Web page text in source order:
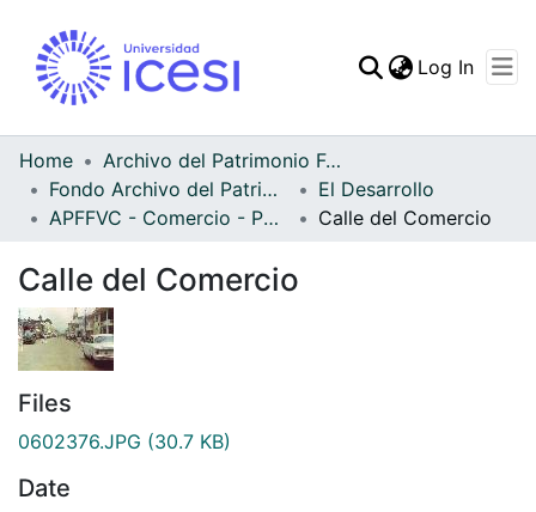
Statistics
Log In
Home
Archivo del Patrimonio Fotográfico y Fílmico del Valle del Cauca
Fondo Archivo del Patrimonio Fotográfico y Fílmico del Valle del Cauca
El Desarrollo
APFFVC - Comercio - Patrimonial
Calle del Comercio
Calle del Comercio
Files
0602376.JPG (30.7 KB)
Date